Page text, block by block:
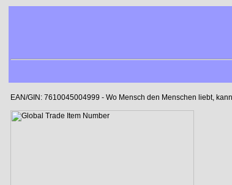
EAN/GIN: 7610045004999 - Wo Mensch den Menschen liebt,